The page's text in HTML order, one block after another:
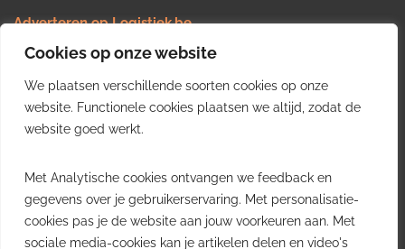
Cookies op onze website
We plaatsen verschillende soorten cookies op onze
website. Functionele cookies plaatsen we altijd, zodat de
website goed werkt.
Met Analytische cookies ontvangen we feedback en
gegevens over je gebruikerservaring. Met personalisatie-
cookies pas je de website aan jouw voorkeuren aan. Met
sociale media-cookies kan je artikelen delen en video's
Adverteren op Logistiek.be
Nieuws insturen
Uw video op Logistiek.TV
Job plaatsen
Gratis wekelijkse update
inzichten uit de Belgische logistieke sector in uw inbox.
Ontvang je gratis
wekelijkse update